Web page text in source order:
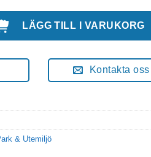
mängd
LÄGG TILL I VARUKORG
Kontakta oss
& Utemiljö